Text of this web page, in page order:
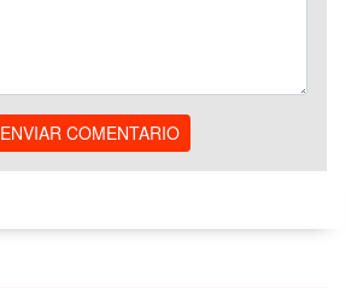
ENVIAR COMENTARIO